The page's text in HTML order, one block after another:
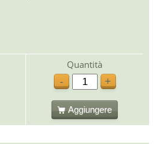
Quantità
-
+
Aggiungere